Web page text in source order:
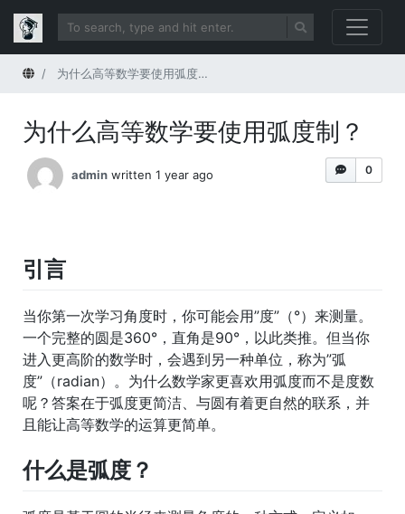
Home为什么高等数学要使用弧度制？
为什么高等数学要使用弧度制？
0
admin written 1 year ago
引言
当你第一次学习角度时，你可能会用”度”（°）来测量。
一个完整的圆是360°，直角是90°，以此类推。但当你
进入更高阶的数学时，会遇到另一种单位，称为”弧
度”（radian）。为什么数学家更喜欢用弧度而不是度数
呢？答案在于弧度更简洁、与圆有着更自然的联系，并
且能让高等数学的运算更简单。
什么是弧度？